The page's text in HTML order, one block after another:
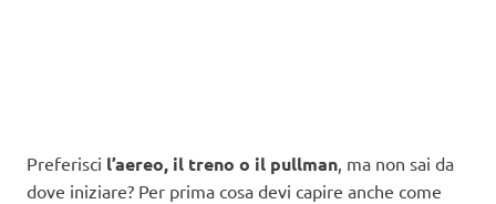
Preferisci l’aereo, il treno o il pullman, ma non sai da
dove iniziare? Per prima cosa devi capire anche come